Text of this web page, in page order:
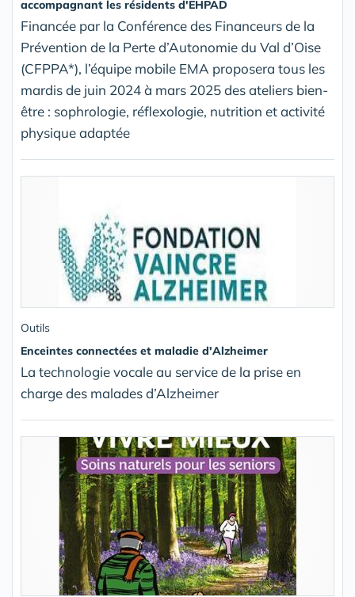
accompagnant les résidents d'EHPAD
Financée par la Conférence des Financeurs de la
Prévention de la Perte d’Autonomie du Val d’Oise
(CFPPA*), l’équipe mobile EMA proposera tous les
mardis de juin 2024 à mars 2025 des ateliers bien-
être : sophrologie, réflexologie, nutrition et activité
physique adaptée
Outils
Enceintes connectées et maladie d'Alzheimer
La technologie vocale au service de la prise en
charge des malades d’Alzheimer